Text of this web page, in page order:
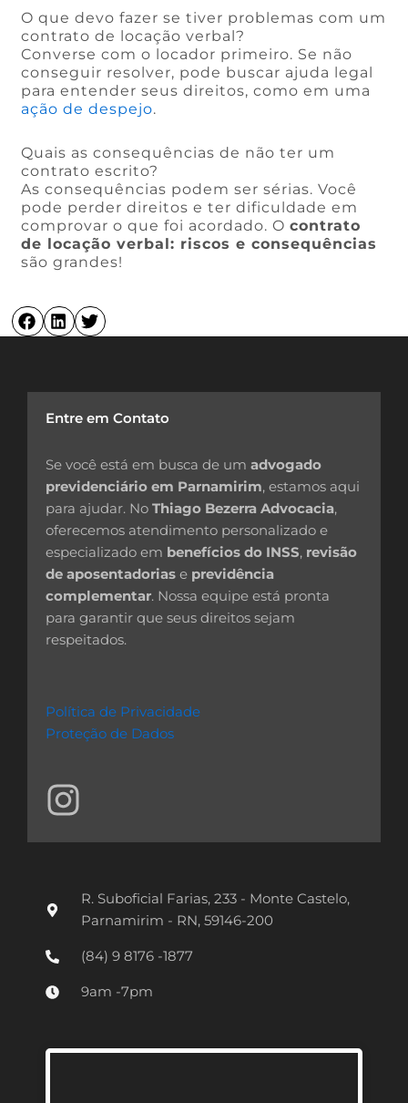
O que devo fazer se tiver problemas com um
contrato de locação verbal?
Converse com o locador primeiro. Se não
conseguir resolver, pode buscar ajuda legal
para entender seus direitos, como em uma
ação de despejo.
Quais as consequências de não ter um
contrato escrito?
As consequências podem ser sérias. Você
pode perder direitos e ter dificuldade em
comprovar o que foi acordado. Ocontrato
de locação verbal: riscos e consequências
são grandes!
Entre em Contato
Se você está em busca de um advogado
previdenciário em Parnamirim, estamos aqui
para ajudar. No Thiago Bezerra Advocacia,
oferecemos atendimento personalizado e
especializado em benefícios do INSS, revisão
de aposentadorias e previdência
complementar. Nossa equipe está pronta
para garantir que seus direitos sejam
respeitados.
Política de Privacidade
Proteção de Dados
I
n
s
g
R. Suboficial Farias, 233 - Monte Castelo,
Parnamirim - RN, 59146-200
(84) 9 8176 -1877
9am -7pm